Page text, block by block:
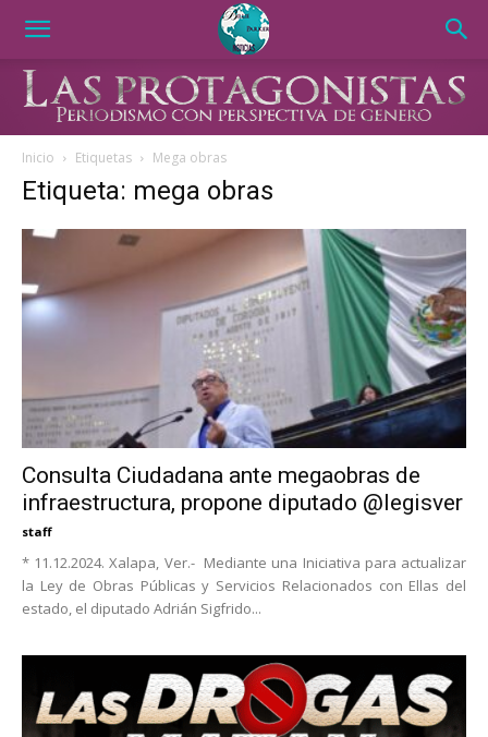
Inicio Etiquetas Mega obras
Etiqueta: mega obras
Consulta Ciudadana ante megaobras de
infraestructura, propone diputado @legisver
staff
* 11.12.2024. Xalapa, Ver.- Mediante una Iniciativa para actualizar
la Ley de Obras Públicas y Servicios Relacionados con Ellas del
estado, el diputado Adrián Sigfrido...